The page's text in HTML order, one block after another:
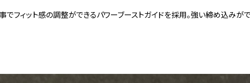
でフィット感の調整ができるパワーブーストガイドを採用。強い締め込みが